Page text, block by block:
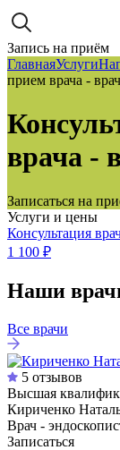
Запись на приём
ГлавнаяУслуги
прием врача -
врача -
Записаться на
Услуги и цены
Консультация
1 100 ₽
Наши
Все врачи
5 отзывов
Высшая
Кириченко
Врач -
Записаться